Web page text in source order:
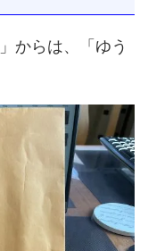
」からは、「ゆう